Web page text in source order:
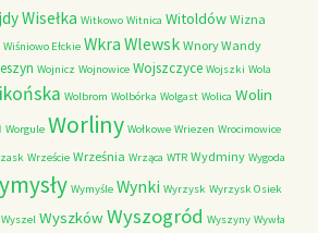
Wisełka Witkowo Witnica Witoldów Wizna
Wiśniowo Ełckie Wkra Wlewsk Wnory Wandy
Wojnicz Wojnowice Wojszczyce Wojszki Wola
Wolbrom Wolbórka Wolgast Wolica Wolin
Worgule Worliny Wołkowe Wriezen Wrocimowice
Wrzeście Września Wrząca WTR Wydminy Wygoda
Wymyśle Wynki Wyrzysk Wyrzysk Osiek
Wyszel WyszkówWyszogród Wyszyny Wywła